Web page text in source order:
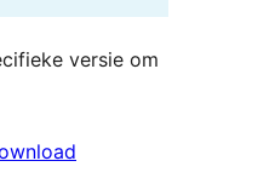
versie om